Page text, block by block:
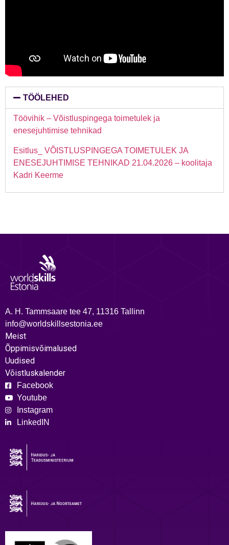
TÖÖLEHED
Töövihik – Võistluspingega toimetulek ja
enesejuhtimise tehnikad
Esitlus_ VÕISTLUSPINGEGA TOIMETULEK JA
ENESEJUHTIMISE TEHNIKAD 21.04.2026 – koolitaja
Kadri Keerme
A. H. Tammsaare tee 47, 11316 Tallinn
info@worldskillsestonia.ee
Meist
Õppimisvõimalused
Uudised
Võistluskalender
Facebook
Youtube
Instagram
LinkedIN